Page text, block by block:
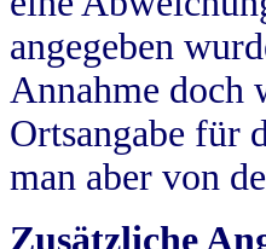
angegeben
Annahme doch
Ortsangabe für
man aber von
Zusätzliche